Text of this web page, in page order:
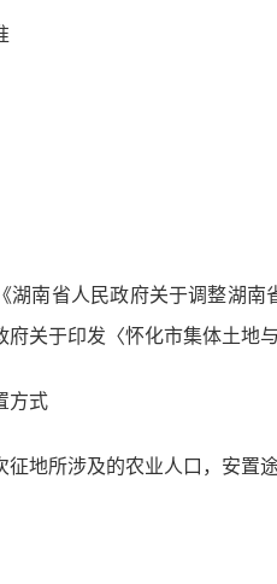
湖南省人民政府关于调整湖
府关于印发〈怀化市集体土地
方式
征地所涉及的农业人口，安置